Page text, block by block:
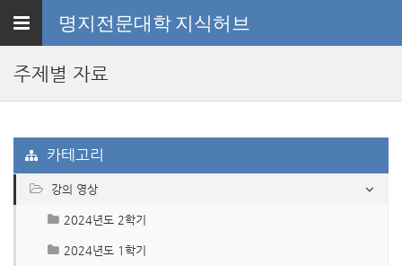
Toggle
명지전문대학 지식허브
주제별 자료
카테고리
강의 영상
2024년도 2학기
2024년도 1학기